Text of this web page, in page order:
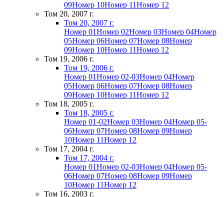
09Номер 10Номер 11Номер 12
Том 20, 2007 г.
Том 20, 2007 г.
Номер 01Номер 02Номер 03Номер 04Номер
05Номер 06Номер 07Номер 08Номер
09Номер 10Номер 11Номер 12
Том 19, 2006 г.
Том 19, 2006 г.
Номер 01Номер 02-03Номер 04Номер
05Номер 06Номер 07Номер 08Номер
09Номер 10Номер 11Номер 12
Том 18, 2005 г.
Том 18, 2005 г.
Номер 01-02Номер 03Номер 04Номер 05-
06Номер 07Номер 08Номер 09Номер
10Номер 11Номер 12
Том 17, 2004 г.
Том 17, 2004 г.
Номер 01Номер 02-03Номер 04Номер 05-
06Номер 07Номер 08Номер 09Номер
10Номер 11Номер 12
Том 16, 2003 г.